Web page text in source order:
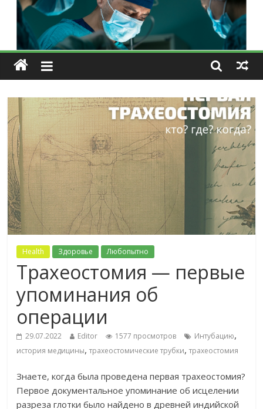
Health Здоровье Любопытно
Трахеостомия — первые
упоминания об
операции
29.07.2022 Editor 1577 просмотров Интубацию,
история медицины,трахеостомические трубки,трахеостомия
Знаете, когда была проведена первая трахеостомия?
Первое документальное упоминание об исцелении
разреза глотки было найдено в древней индийской